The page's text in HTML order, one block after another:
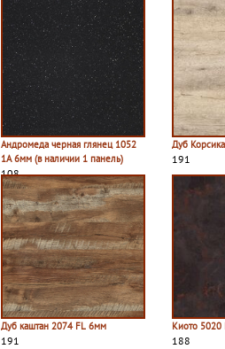
Андромеда черная глянец 1052
1A 6мм (в наличии 1 панель)
108
Дуб
191
Дуб каштан 2074 FL 6мм
191
Киото 5020
188